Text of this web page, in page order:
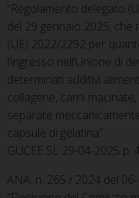
“Regolamento delegato
del 29 gennaio 2025,
(UE) 2022/2292 per
l’ingresso nell’Unione di
determinati additivi
collagene, carni
separate
capsule di gelatina”
GUCEE SL 29-04-2025 p.
ANA. n. 265 / 2024 del